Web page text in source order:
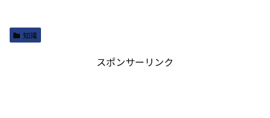
知識
スポンサーリンク